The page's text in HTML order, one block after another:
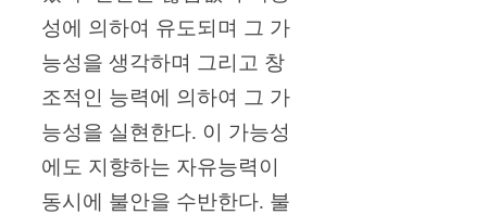
성에 의하여 유도되며 그 가
능성을 생각하며 그리고 창
조적인 능력에 의하여 그 가
능성을 실현한다. 이 가능성
에도 지향하는 자유능력이
동시에 불안을 수반한다. 불